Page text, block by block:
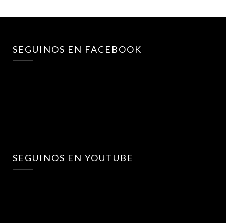
SEGUINOS EN FACEBOOK
SEGUINOS EN YOUTUBE